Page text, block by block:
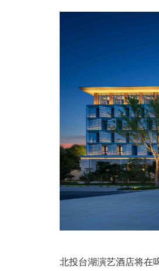
北投台湖演艺酒店将在